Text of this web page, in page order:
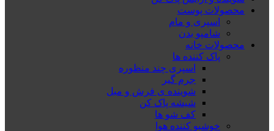
محصولات پوست
اسپری و مام
شامپو بدن
محصولات خانه
پاک کننده ها
اسپری چند منظوره
جرم گیر
شوینده ی فرش و مبل
شیشه پاک کن
کف شو ها
خوشبو کننده هوا